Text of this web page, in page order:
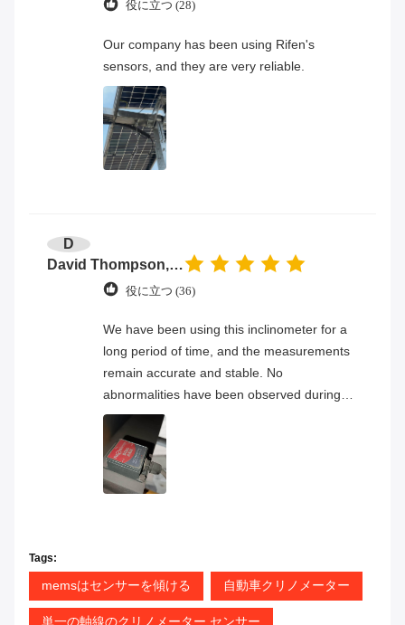
役に立つ (28)
Our company has been using Rifen's
sensors, and they are very reliable.
D
David Thompson, Senior Engineer
役に立つ (36)
We have been using this inclinometer for a
long period of time, and the measurements
remain accurate and stable. No
abnormalities have been observed during
continuous operation, and the overall
product quality has proven to be very
reliable.
Tags:
memsはセンサーを傾ける 自動車クリノメーター
単一の軸線のクリノメーター センサー